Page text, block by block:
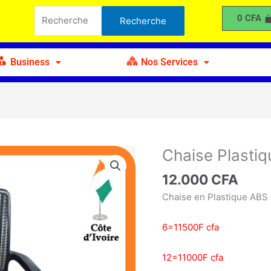
pour :
Recherche 0 CFA
Business Nos Services
Chaise
12.000 CFA
Chaise en Plastique
6=11500F cfa
12=11000F cfa
quantité
Chaise
Plastique
B
Plastique